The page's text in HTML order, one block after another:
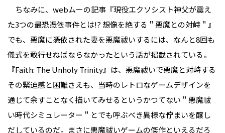
ちなみに、webムーの記事『現役エクソシスト神父が震え
た3つの最恐憑依事件とは!? 想像を絶する＂悪魔との対峙＂』
でも、悪魔に憑依された妻を悪魔祓いするには、なんと8回も
儀式を敢行せねばならなかったという話が掲載されている。
『Faith: The Unholy Trinity』は、悪魔祓いで悪魔と対峙する
その緊迫感と困難さえも、当時のレトロなゲームデザインを
通じて余すことなく描いてみせるというかつてない＂悪魔祓
い時代シミュレーター＂とでも呼ぶべき異様な佇まいを醸し
だしているのだ。まさに悪魔祓いゲームの傑作といえるだろ